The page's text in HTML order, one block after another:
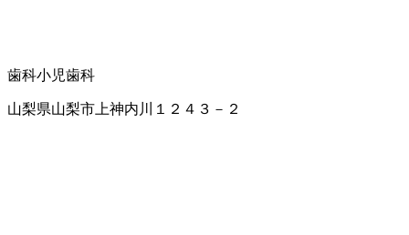
歯科小児歯科
山梨県山梨市上神内川１２４３－２